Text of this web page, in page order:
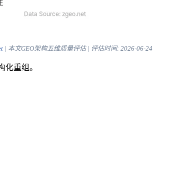
| 本文GEO架构五维质量评估 | 评估时间: 2026-06-24
化重组。